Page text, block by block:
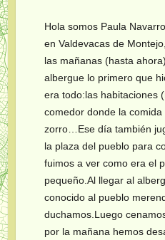
Hola somos Paula
en Valdevacas de
las mañanas (hasta
albergue lo primero que
era todo:las habitaciones
comedor donde la
zorro…Ese día también
la plaza del pueblo para
fuimos a ver como era el
pequeño.Al llegar al
conocido al pueblo
duchamos.Luego
por la mañana hemos